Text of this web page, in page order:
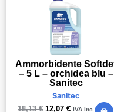
Ammorbidente
– 5 L – orchidea blu –
Sanitec
Sanitec
18,13€ 12,07 € IVA inc.